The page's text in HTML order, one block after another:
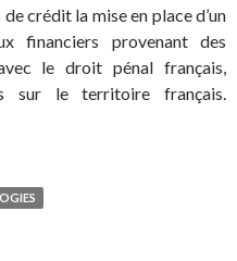
crédit la mise en place d’un
financiers provenant des
le droit pénal français,
sur le territoire français.